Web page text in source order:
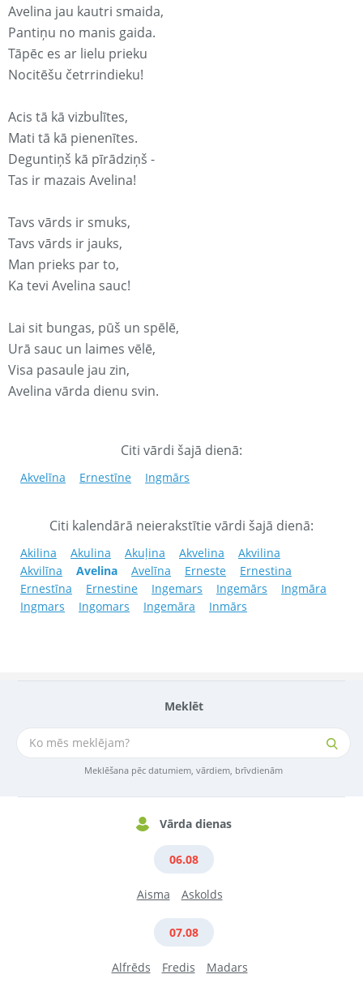
Meklēt
Meklēšana pēc datumiem, vārdiem, brīvdienām
Vārda dienas
06.08
Aisma Askolds
07.08
Alfrēds Fredis Madars
Avelina jau kautri smaida,
Pantiņu no manis gaida.
Tāpēc es ar lielu prieku
Nocitēšu četrrindieku!
Acis tā kā vizbulītes,
Mati tā kā pienenītes.
Deguntiņš kā pīrādziņš -
Tas ir mazais Avelina!
Tavs vārds ir smuks,
Tavs vārds ir jauks,
Man prieks par to,
Ka tevi Avelina sauc!
Lai sit bungas, pūš un spēlē,
Urā sauc un laimes vēlē,
Visa pasaule jau zin,
Avelina vārda dienu svin.
Citi vārdi šajā dienā:
Akvelīna Ernestīne Ingmārs
Citi kalendārā neierakstītie vārdi šajā dienā:
Akilina Akulina Akuļina Akvelina
Akvilina
Akvilīna
Avelina Avelīna Erneste
Ernestina
Ernestīna
Ernestine Ingemars Ingemārs
Ingmāra
Ingmars
Ingomars Ingemāra Inmārs